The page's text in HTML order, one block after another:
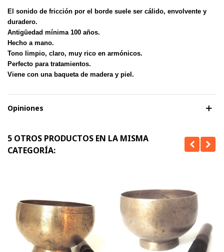
El sonido de fricción por el borde suele ser cálido, envolvente y
duradero.
Antigüedad mínima 100 años.
Hecho a mano.
Tono limpio, claro, muy rico en armónicos.
Perfecto para tratamientos.
Viene con una baqueta de madera y piel.
Opiniones
5 OTROS PRODUCTOS EN LA MISMA
CATEGORÍA: